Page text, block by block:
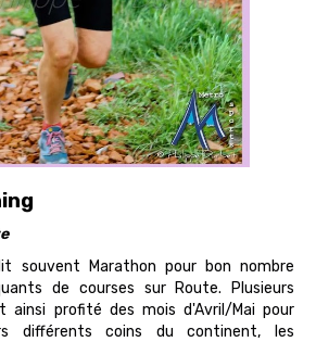
souvent Marathon pour bon nombre
de courses sur Route. Plusieurs
ainsi profité des mois d'Avril/Mai pour
différents coins du continent, les